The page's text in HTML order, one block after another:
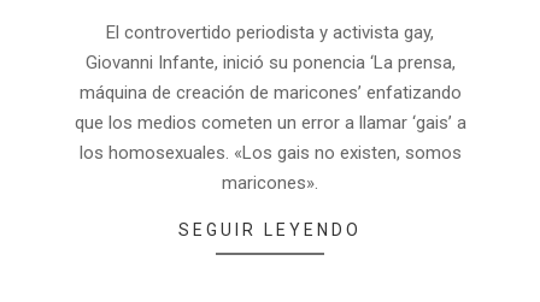
El controvertido periodista y activista gay,
Giovanni Infante, inició su ponencia ‘La prensa,
máquina de creación de maricones’ enfatizando
que los medios cometen un error a llamar ‘gais’ a
los homosexuales. «Los gais no existen, somos
maricones».
SEGUIR LEYENDO